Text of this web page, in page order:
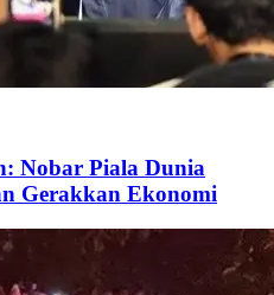
Nobar Piala Dunia
Gerakkan Ekonomi